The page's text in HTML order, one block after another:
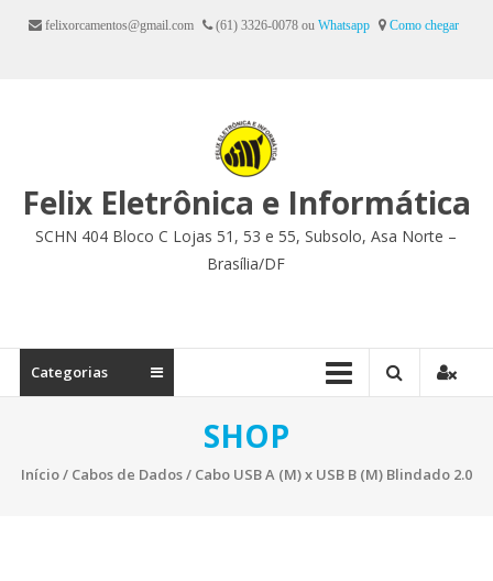
para
felixorcamentos@gmail.com (61) 3326-0078 ou Whatsapp Como chegar
Felix Eletrônica e Informática
SCHN 404 Bloco C Lojas 51, 53 e 55, Subsolo, Asa Norte –
Brasília/DF
Categorias
SHOP
Início/ Cabos de Dados/ Cabo USB A (M) x USB B (M) Blindado 2.0